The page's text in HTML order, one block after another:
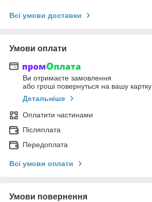
Всі умови доставки
Умови оплати
Ви отримаєте замовлення
або гроші повернуться на вашу картку
Детальніше
Оплатити частинами
Післяплата
Передоплата
Всі умови оплати
Умови повернення